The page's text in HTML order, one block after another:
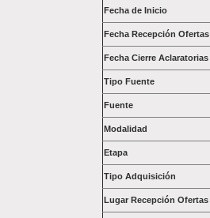
Fecha de Inicio
Fecha Recepción Ofertas
Fecha Cierre Aclaratorias
Tipo Fuente
Fuente
Modalidad
Etapa
Tipo Adquisición
Lugar Recepción Ofertas